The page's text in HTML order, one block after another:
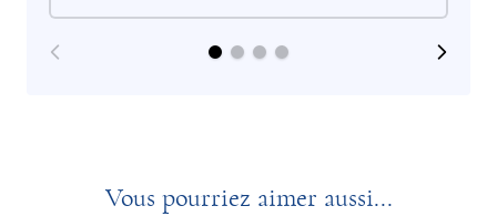
Vous pourriez aimer aussi...